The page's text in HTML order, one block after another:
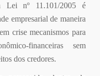
Lei nº 11.101/2005 é
empresarial de maneira
crise mecanismos para
financeiras sem
dos credores.